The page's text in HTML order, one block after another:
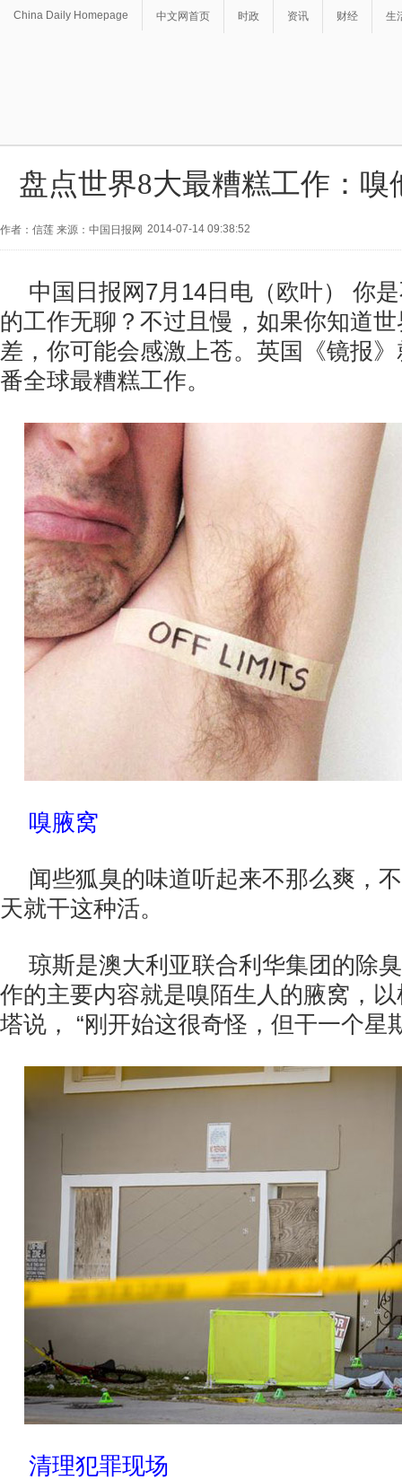
China Daily Homepage 中文网首页 时政 资讯 财经 生
盘点世界8大最糟糕工作：嗅
作者：信莲 来源：中国日报网 2014-07-14 09:38:52
中国日报网7月14日电（欧叶） 你
的工作无聊？不过且慢，如果你知道
差，你可能会感激上苍。英国《镜报
番全球最糟糕工作。
嗅腋窝
闻些狐臭的味道听起来不那么爽，
天就干这种活。
琼斯是澳大利亚联合利华集团的除
作的主要内容就是嗅陌生人的腋窝，
塔说， “刚开始这很奇怪，但干一个星
清理犯罪现场